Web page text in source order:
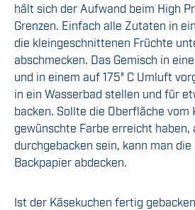
hält sich der Aufwand beim High
Grenzen. Einfach alle Zutaten in
die kleingeschnittenen Früchte
abschmecken. Das Gemisch in
und in einem auf 175° C Umluft
in ein Wasserbad stellen und für
backen. Sollte die Oberfläche vom
gewünschte Farbe erreicht haben,
durchgebacken sein, kann man
Backpapier abdecken.
Ist der Käsekuchen fertig